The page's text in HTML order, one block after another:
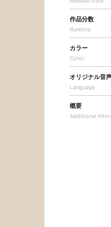
作品分数
Runtime
カラー
Color
オリジナル音
Language
概要
Additional